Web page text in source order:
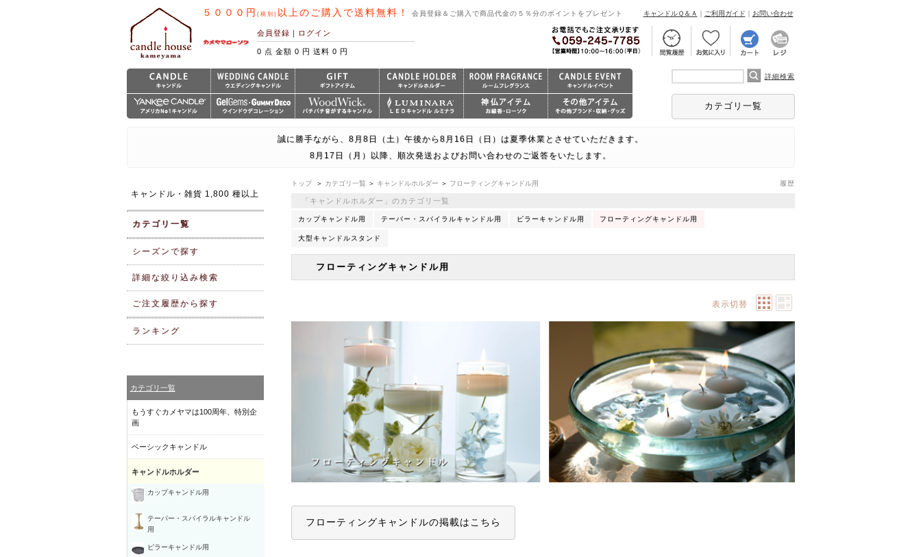
５０００円 (税別) 以上のご購入で送料無料！ 会員登録＆ご購入で商品代金の５％分のポイントをプレゼント キャンドルＱ＆Ａ ｜ ご利用ガイド ｜ お問い合わせ
会員登録 ｜ ログイン
0 点 金額 0 円 送料 0 円
詳細検索
カテゴリ一覧
誠に勝手ながら、8月8日（土）午後から8月16日（日）は夏季休業とさせていただきます。
8月17日（月）以降、順次発送およびお問い合わせのご返答をいたします。
トップ＞ カテゴリ一覧 ＞ キャンドルホルダー ＞ フローティングキャンドル用 履歴
「キャンドルホルダー」のカテゴリ一覧
カップキャンドル用 テーパー・スパイラルキャンドル用 ピラーキャンドル用 フローティングキャンドル用
大型キャンドルスタンド
フローティングキャンドル用
表示切替
フローティングキャンドルの掲載はこちら
キャンドル・雑貨 1,800 種以上
カテゴリ一覧
シーズンで探す
詳細な絞り込み検索
ご注文履歴から探す
ランキング
カテゴリ一覧
もうすぐカメヤマは100周年、特別企
画
ベーシックキャンドル
キャンドルホルダー
カップキャンドル用
テーパー・スパイラルキャンドル
用
ピラーキャンドル用